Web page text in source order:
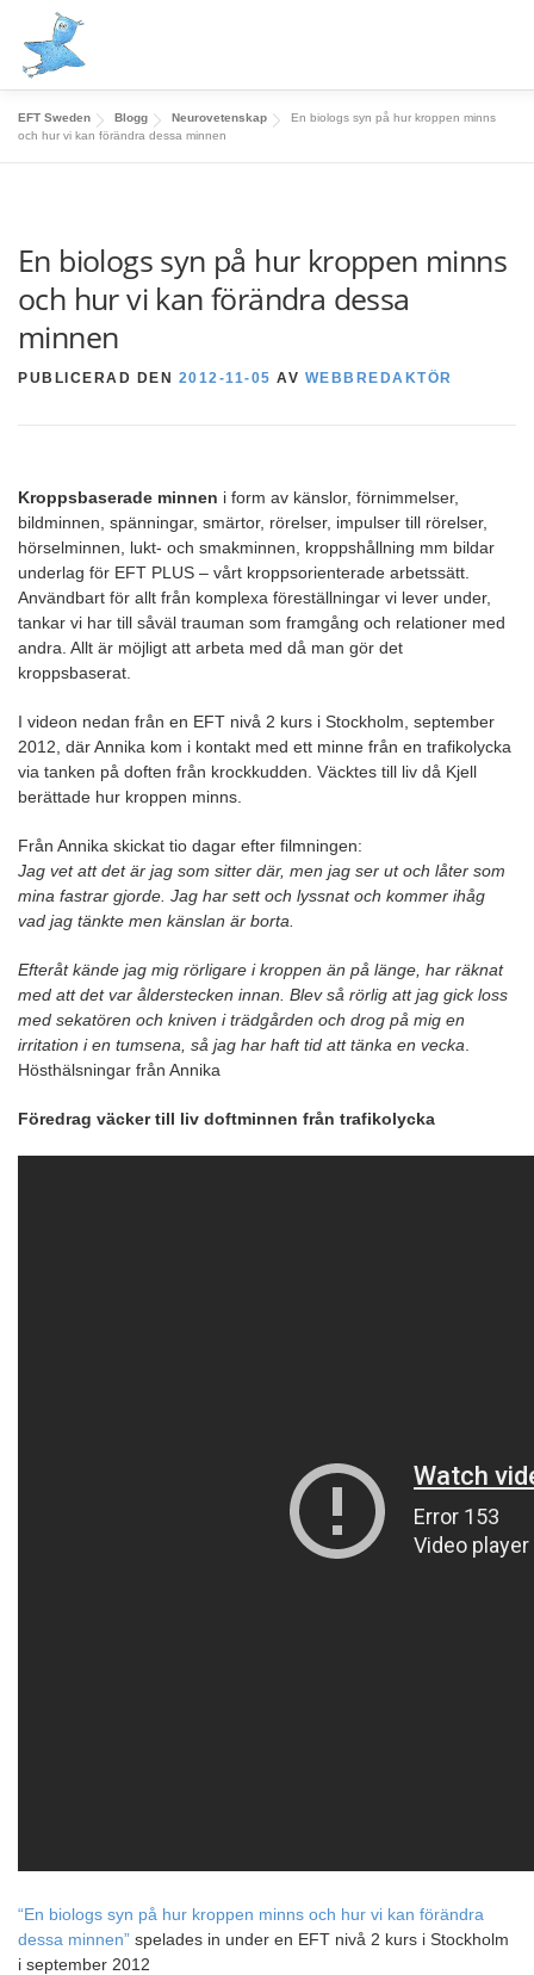
innehåll
HEM BLOGG EFT
EFT Sweden Blogg Neurovetenskap
En biologs syn på hur kroppen minns
och hur vi kan förändra dessa minnen
En biologs syn på hur kroppen minns
och hur vi kan förändra dessa
minnen
PUBLICERAD DEN 2012-11-05 AV WEBBREDAKTÖR
Kroppsbaserade minnen i form av känslor, förnimmelser,
bildminnen, spänningar, smärtor, rörelser, impulser till rörelser,
hörselminnen, lukt- och smakminnen, kroppshållning mm bildar
underlag för EFT PLUS – vårt kroppsorienterade arbetssätt.
Användbart för allt från komplexa föreställningar vi lever under,
tankar vi har till såväl trauman som framgång och relationer med
andra. Allt är möjligt att arbeta med då man gör det
kroppsbaserat.
I videon nedan från en EFT nivå 2 kurs i Stockholm, september
2012, där Annika kom i kontakt med ett minne från en trafikolycka
via tanken på doften från krockkudden. Väcktes till liv då Kjell
berättade hur kroppen minns.
Från Annika skickat tio dagar efter filmningen:
Jag vet att det är jag som sitter där, men jag ser ut och låter som
mina fastrar gjorde. Jag har sett och lyssnat och kommer ihåg
vad jag tänkte men känslan är borta.
Efteråt kände jag mig rörligare i kroppen än på länge, har räknat
med att det var ålderstecken innan. Blev så rörlig att jag gick loss
med sekatören och kniven i trädgården och drog på mig en
irritation i en tumsena, så jag har haft tid att tänka en vecka
Hösthälsningar från Annika
Föredrag väcker till liv doftminnen från trafikolycka
“En biologs syn på hur kroppen minns och hur vi kan förändra
dessa minnen” spelades in under en EFT nivå 2 kurs i Stockholm
i september 2012